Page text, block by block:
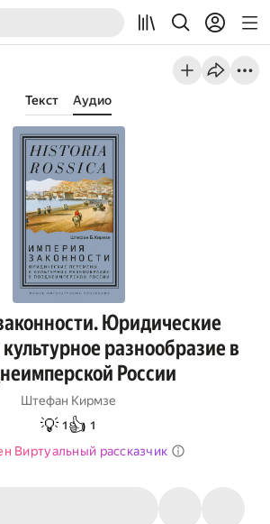
Текст Аудио
Юридические
разнообразие в
России
Штефан Кирмзе
💡 1 👍 1
Виртуальный рассказчик